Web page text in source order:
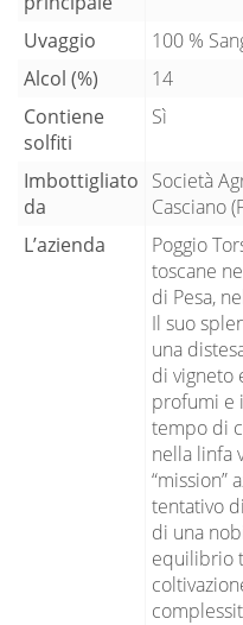
Uvaggio
100 %
Alcol (%)
14
Contiene
solfiti
Sì
Imbottigliato
da
Società
Casciano
L’azienda
Poggio
toscane
di Pesa,
Il suo
una
di vigneto
profumi e
tempo di
nella linfa
“mission”
tentativo
di una
equilibrio